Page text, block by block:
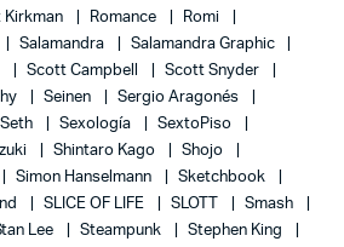
Kirkman Romance
Romi
Salamandra
Salamandra Graphic
Scott Campbell
Scott Snyder
Seinen
Sergio Aragonés
Seth Sexología
SextoPiso
Shintaro Kago
Shojo
Simon Hanselmann
Sketchbook
SLICE OF LIFE SLOTT
Smash
Lee Steampunk
Stephen King